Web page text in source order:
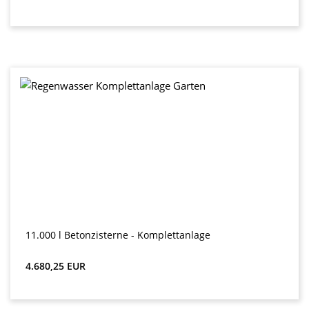
11.000 l Betonzisterne - Komplettanlage
Preț obișnuit:
4.680,25 EUR